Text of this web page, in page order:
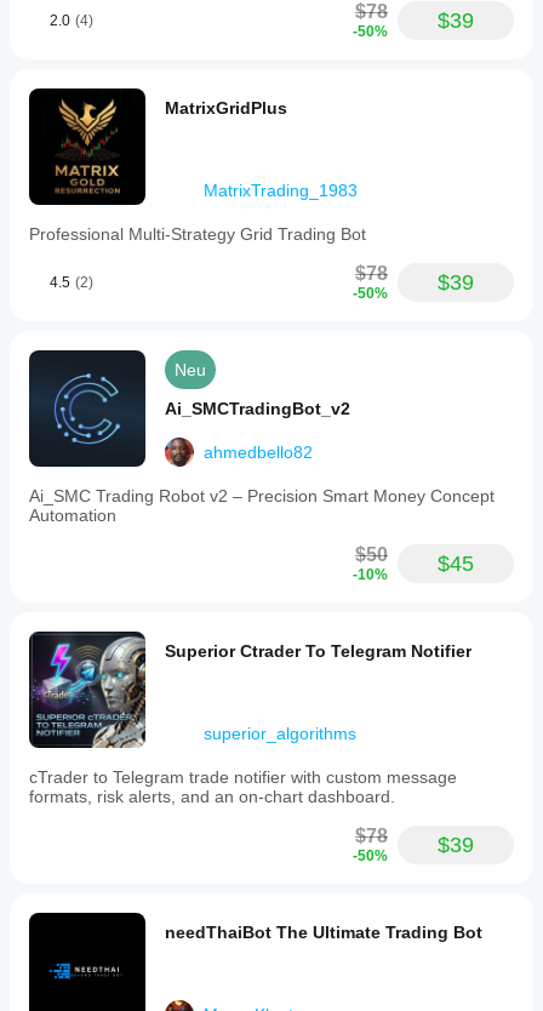
execution
and
maximum
executions
per
day.
Handelsprofil
2.0 (4) $78
-50% $39
MatrixGridPlus
MatrixTrading_1983
Professional Multi-Strategy Grid Trading Bot
4.5 (2) $78
-50% $39
Neu
Ai_SMCTradingBot_v2
ahmedbello82
Ai_SMC Trading Robot v2 – Precision Smart Money Concept
Automation
$50
-10% $45
Superior Ctrader To Telegram Notifier
superior_algorithms
cTrader to Telegram trade notifier with custom message
formats, risk alerts, and an on-chart dashboard.
$78
-50% $39
needThaiBot The Ultimate Trading Bot